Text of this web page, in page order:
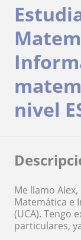
nivel
Me llamo
Matemática e
(UCA). Tengo
particulares,